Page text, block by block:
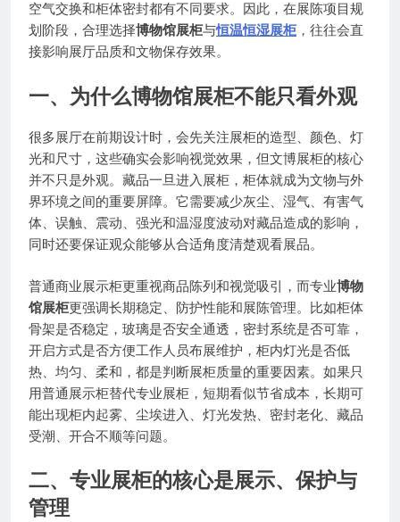
空气交换和柜体密封都有不同要求。因此，在展陈项目规
划阶段，合理选择博物馆展柜与恒温恒湿展柜，往往会直
接影响展厅品质和文物保存效果。
一、为什么博物馆展柜不能只看外观
很多展厅在前期设计时，会先关注展柜的造型、颜色、灯
光和尺寸，这些确实会影响视觉效果，但文博展柜的核心
并不只是外观。藏品一旦进入展柜，柜体就成为文物与外
界环境之间的重要屏障。它需要减少灰尘、湿气、有害气
体、误触、震动、强光和温湿度波动对藏品造成的影响，
同时还要保证观众能够从合适角度清楚观看展品。
普通商业展示柜更重视商品陈列和视觉吸引，而专业博物
馆展柜更强调长期稳定、防护性能和展陈管理。比如柜体
骨架是否稳定，玻璃是否安全通透，密封系统是否可靠，
开启方式是否方便工作人员布展维护，柜内灯光是否低
热、均匀、柔和，都是判断展柜质量的重要因素。如果只
用普通展示柜替代专业展柜，短期看似节省成本，长期可
能出现柜内起雾、尘埃进入、灯光发热、密封老化、藏品
受潮、开合不顺等问题。
二、专业展柜的核心是展示、保护与
管理